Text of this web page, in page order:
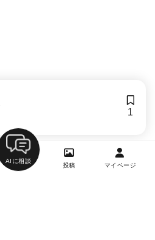
1
AIに相談
投稿 マイページ